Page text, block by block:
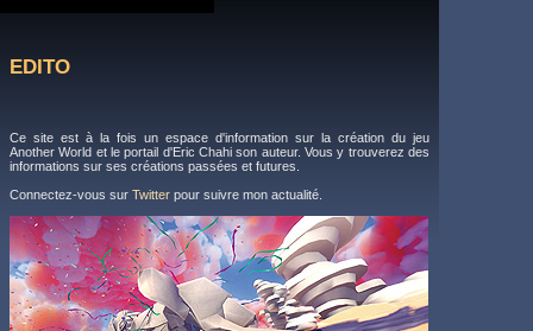
EDITO
Ce site est à la fois un espace d'information sur la création du jeu
Another World et le portail d'Eric Chahi son auteur. Vous y trouverez des
informations sur ses créations passées et futures.
Connectez-vous sur Twitter pour suivre mon actualité.